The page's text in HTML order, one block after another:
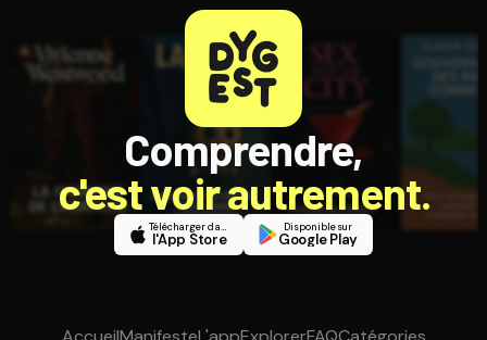
Comprendre,
c'est voir autrement.
Télécharger dans
l'App Store
Disponible sur
Google Play